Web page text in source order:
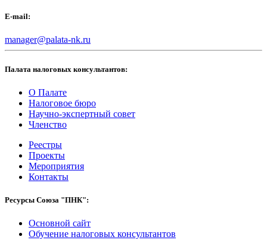
E-mail:
manager@palata-nk.ru
Палата налоговых консультантов:
О Палате
Налоговое бюро
Научно-экспертный совет
Членство
Реестры
Проекты
Мероприятия
Контакты
Ресурсы Союза "ПНК":
Основной сайт
Обучение налоговых консультантов